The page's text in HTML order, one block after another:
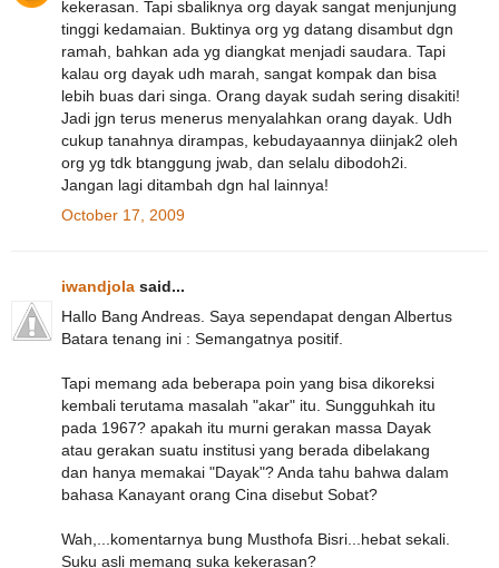
kekerasan. Tapi sbaliknya org dayak sangat menjunjung
tinggi kedamaian. Buktinya org yg datang disambut dgn
ramah, bahkan ada yg diangkat menjadi saudara. Tapi
kalau org dayak udh marah, sangat kompak dan bisa
lebih buas dari singa. Orang dayak sudah sering disakiti!
Jadi jgn terus menerus menyalahkan orang dayak. Udh
cukup tanahnya dirampas, kebudayaannya diinjak2 oleh
org yg tdk btanggung jwab, dan selalu dibodoh2i.
Jangan lagi ditambah dgn hal lainnya!
October 17, 2009
iwandjola said...
Hallo Bang Andreas. Saya sependapat dengan Albertus
Batara tenang ini : Semangatnya positif.
Tapi memang ada beberapa poin yang bisa dikoreksi
kembali terutama masalah "akar" itu. Sungguhkah itu
pada 1967? apakah itu murni gerakan massa Dayak
atau gerakan suatu institusi yang berada dibelakang
dan hanya memakai "Dayak"? Anda tahu bahwa dalam
bahasa Kanayant orang Cina disebut Sobat?
Wah,...komentarnya bung Musthofa Bisri...hebat sekali.
Suku asli memang suka kekerasan?